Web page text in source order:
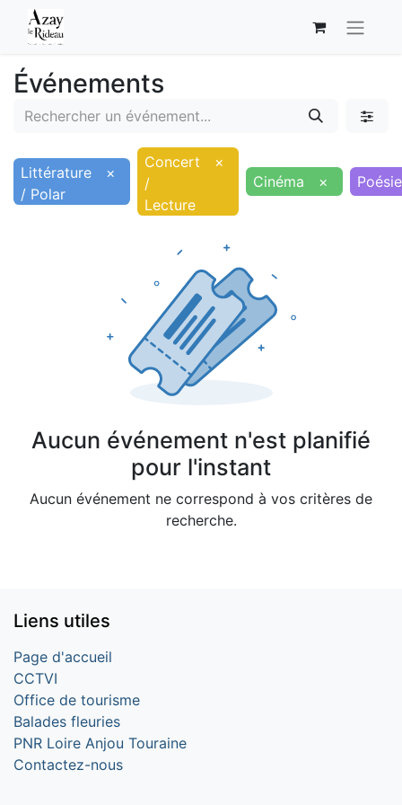
Événements
Littérature
/ Polar
×
Concert
/
Lecture
×
Cinéma
× Poésie
Aucun événement n'est planifié
pour l'instant
Aucun événement ne correspond à vos critères de
recherche.
Liens utiles
Page d'accueil
CCTVI
Office de tourisme
Balades fleuries
PNR Loire Anjou Touraine
Contactez-nous